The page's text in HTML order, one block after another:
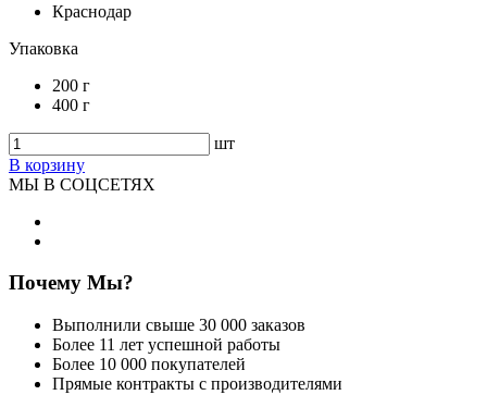
Краснодар
Упаковка
200 г
400 г
шт
В корзину
МЫ В СОЦСЕТЯХ
Почему Мы?
Выполнили свыше 30 000 заказов
Более 11 лет успешной работы
Более 10 000 покупателей
Прямые контракты с производителями